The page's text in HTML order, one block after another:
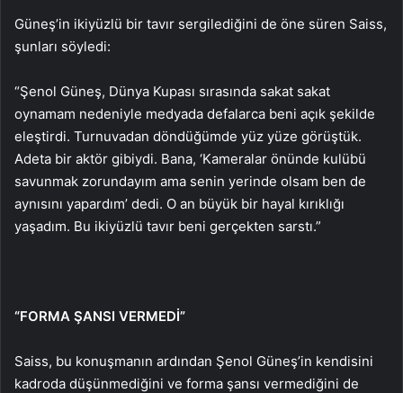
Güneş’in ikiyüzlü bir tavır sergilediğini de öne süren Saiss,
şunları söyledi:
“Şenol Güneş, Dünya Kupası sırasında sakat sakat
oynamam nedeniyle medyada defalarca beni açık şekilde
eleştirdi. Turnuvadan döndüğümde yüz yüze görüştük.
Adeta bir aktör gibiydi. Bana, ‘Kameralar önünde kulübü
savunmak zorundayım ama senin yerinde olsam ben de
aynısını yapardım’ dedi. O an büyük bir hayal kırıklığı
yaşadım. Bu ikiyüzlü tavır beni gerçekten sarstı.”
“FORMA ŞANSI VERMEDİ”
Saiss, bu konuşmanın ardından Şenol Güneş’in kendisini
kadroda düşünmediğini ve forma şansı vermediğini de